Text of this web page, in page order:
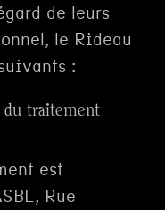
de leurs
le Rideau
:
traitement
est
Rue